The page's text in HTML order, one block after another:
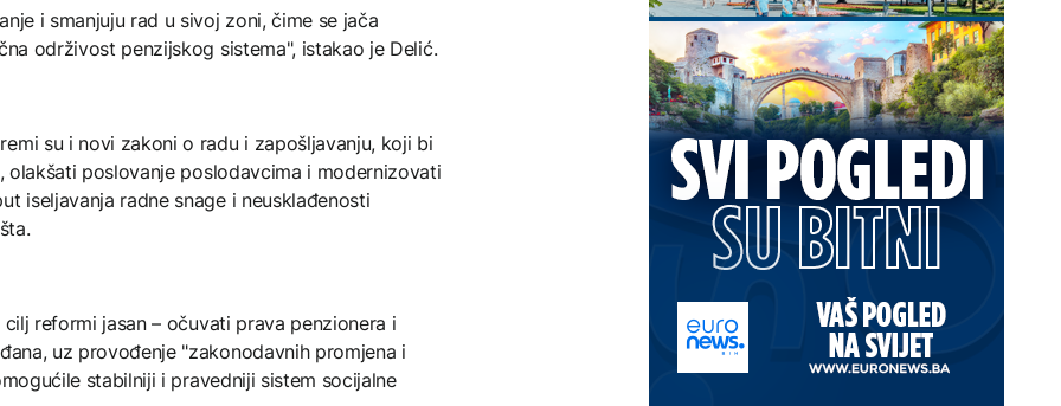
i smanjuju rad u sivoj zoni, čime se jača
održivost penzijskog sistema", istakao je Delić.
su i novi zakoni o radu i zapošljavanju, koji bi
poslovanje poslodavcima i modernizovati
iseljavanja radne snage i neusklađenosti
reformi jasan – očuvati prava penzionera i
uz provođenje "zakonodavnih promjena i
stabilniji i pravedniji sistem socijalne